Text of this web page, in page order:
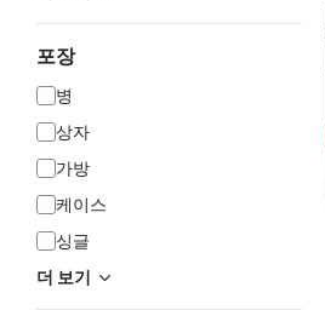
포장
병
상자
가방
케이스
싱글
더 보기